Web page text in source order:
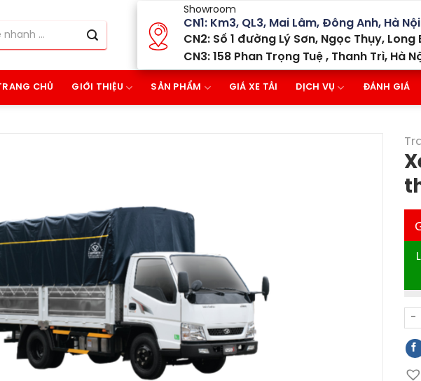
Showroom
CN1: Km3, QL3, Mai Lâm, Đông Anh, Hà Nội
CN2: Số 1 đường Lý Sơn, Ngọc Thụy, Long
CN3: 158 Phan Trọng Tuệ , Thanh Trì, Hà
CHỦ GIỚI THIỆU SẢN PHẨM GIÁ XE TẢI DỊCH VỤ ĐÁNH GIÁ